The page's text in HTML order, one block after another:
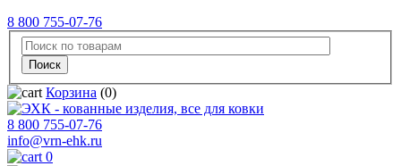
8 800 755-07-76
Корзина (0)
8 800 755-07-76
info@vrn-ehk.ru
0